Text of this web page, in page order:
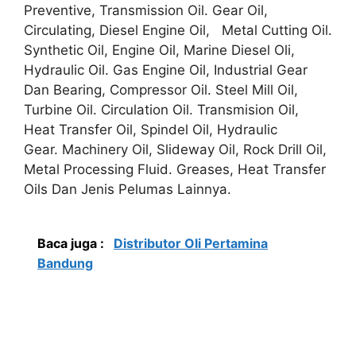
Preventive, Transmission Oil. Gear Oil,
Circulating, Diesel Engine Oil, Metal Cutting Oil.
Synthetic Oil, Engine Oil, Marine Diesel Oli,
Hydraulic Oil. Gas Engine Oil, Industrial Gear
Dan Bearing, Compressor Oil. Steel Mill Oil,
Turbine Oil. Circulation Oil. Transmision Oil,
Heat Transfer Oil, Spindel Oil, Hydraulic
Gear. Machinery Oil, Slideway Oil, Rock Drill Oil,
Metal Processing Fluid. Greases, Heat Transfer
Oils Dan Jenis Pelumas Lainnya.
Baca juga :
Distributor Oli Pertamina
Bandung